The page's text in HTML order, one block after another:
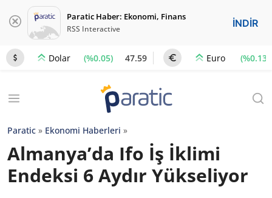
Paratic Haber: Ekonomi, Finans
RSS Interactive İNDİR
Dolar (%0.05) 47.59 Euro (%0.13)
Paratic » Ekonomi Haberleri »
Almanya’da Ifo İş İklimi
Endeksi 6 Aydır Yükseliyor